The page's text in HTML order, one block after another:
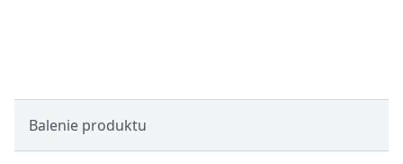
Balenie produktu